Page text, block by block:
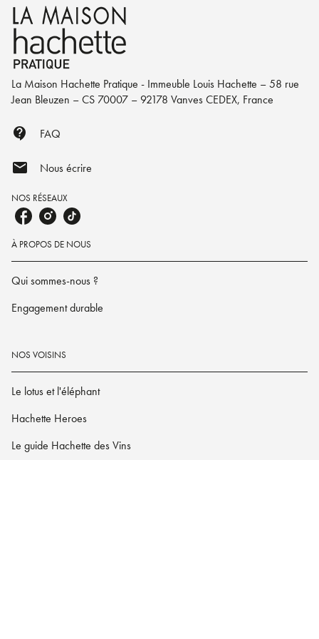
La Maison Hachette Pratique - Immeuble Louis Hachette – 58 rue
Jean Bleuzen – CS 70007 – 92178 Vanves CEDEX, France
contact_support FAQ
mail Nous écrire
NOS RÉSEAUX
À PROPOS DE NOUS
Qui sommes-nous ?
Engagement durable
NOS VOISINS
Le lotus et l'éléphant
Hachette Heroes
Le guide Hachette des Vins